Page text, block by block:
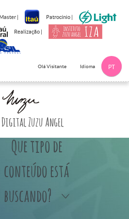
| Patrocínio |
Realização |
Olá Visitante Idioma PT
Digital Zuzu Angel
Que tipo de
conteúdo está
buscando?